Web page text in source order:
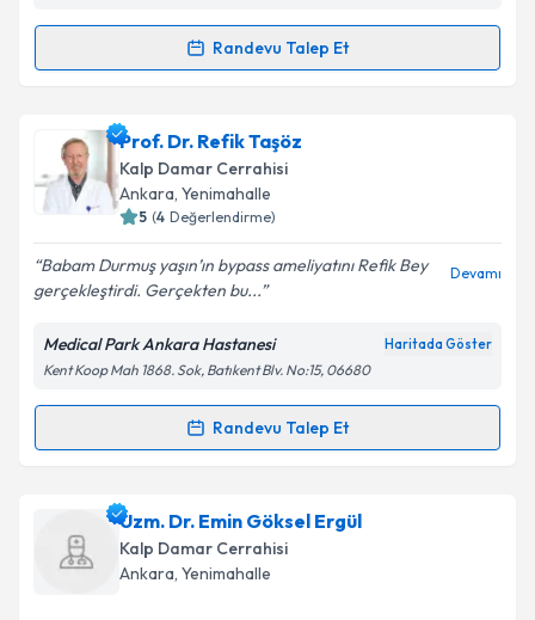
Takvim Talebini Gönder
Randevu Talep Et
Randevu Takvimi Talebi
Doç. Dr. Aksüyek Savaş Çelebi
talebi oluşturun. Size bu uzmandan randevu almanız
için bir takvim hazırlandığında e-posta ile
bilgilendireceğiz.
E-posta Adresiniz
Kişisel verilerimin işlenmesine ilişkin
Metni'ni okudum ve kişisel verilerimin belirtilen
kapsamda işlenmesini kabul ediyorum.
Prof. Dr. Refik Taşöz
Kalp Damar Cerrahisi
Ankara, Yenimahalle
5 (4 Değerlendirme)
Babam Durmuş yaşın’ın bypass ameliyatını Refik Bey
gerçekleştirdi. Gerçekten bu...
Devamı
Medical Park Ankara Hastanesi Haritada Göster
Kent Koop Mah 1868. Sok, Batıkent Blv. No:15, 06680
Randevu Talep Et
Randevu Takvimi Talebi
Prof. Dr. Refik Taşöziçin randevu takvimi talebi
oluşturun. Size bu uzmandan randevu almanız için bir
takvim hazırlandığında e-posta ile bilgilendireceğiz.
Uzm. Dr. Emin Göksel Ergül
Kalp Damar Cerrahisi
Ankara, Yenimahalle